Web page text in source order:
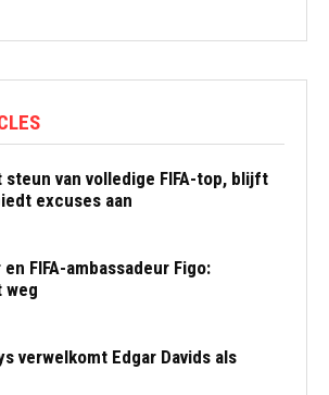
van volledige FIFA-top, blijft
excuses aan
FIFA-ambassadeur Figo:
weg
verwelkomt Edgar Davids als